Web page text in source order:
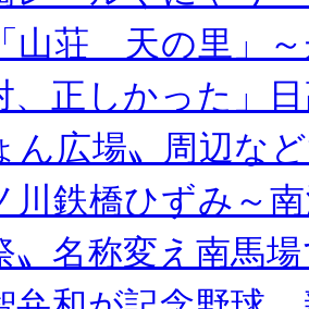
山荘 天の里」～
、正しかった」
ん広場〟周辺な
川鉄橋ひずみ～
〟名称変え南馬